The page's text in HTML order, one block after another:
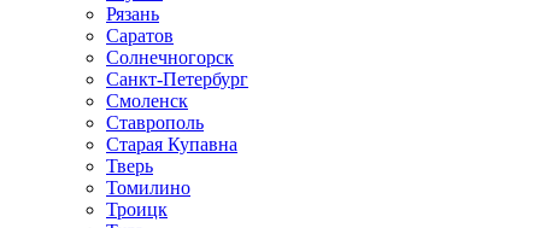
Рязань
Саратов
Солнечногорск
Санкт-Петербург
Смоленск
Ставрополь
Старая Купавна
Тверь
Томилино
Троицк